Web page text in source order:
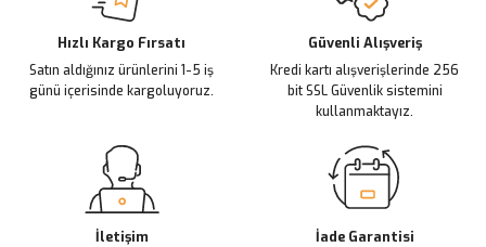
Ürün bilgilerinde hatalar bulunuyor.
Ürün fiyatı diğer sitelerden daha pahalı.
Bu ürüne benzer farklı alternatifler olmalı.
Hızlı Kargo Fırsatı
Satın aldığınız ürünlerini 1-5 iş
günü içerisinde kargoluyoruz.
Güvenli Alışveriş
Kredi kartı alışverişlerinde 256
bit SSL Güvenlik sistemini
kullanmaktayız.
İletişim İade Garantisi